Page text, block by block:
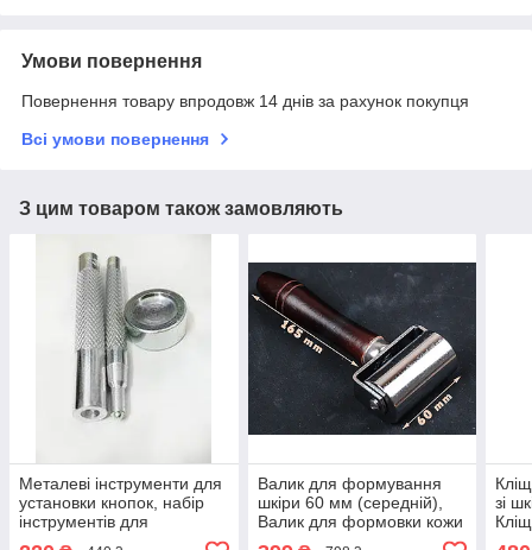
Умови повернення
Повернення товару впродовж 14 днів за рахунок покупця
Всі умови повернення
З цим товаром також замовляють
Металеві інструменти для
установки кнопок, набір
інструментів для
установки кнопок 10 і 12,5
Валик для формування
шкіри 60 мм (середній),
Валик для формовки кожи
зі